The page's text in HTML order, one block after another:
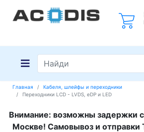
Главная
Кабеля, шлейфы и переходники
Переходники LCD - LVDS, eDP и LED
Внимание: возможны задержки с
Москве! Самовывоз и отправки